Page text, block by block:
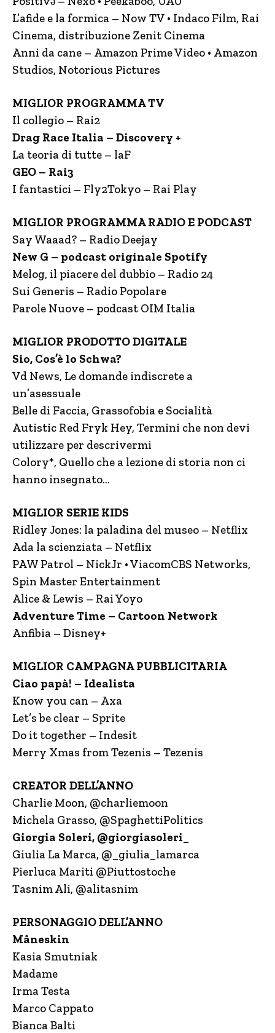
L’afide e la formica – Now TV • Indaco Film, Rai
Cinema, distribuzione Zenit Cinema
Anni da cane – Amazon Prime Video • Amazon
Studios, Notorious Pictures
MIGLIOR PROGRAMMA TV
Il collegio – Rai2
Drag Race Italia – Discovery +
La teoria di tutte – laF
GEO – Rai3
I fantastici – Fly2Tokyo – Rai Play
MIGLIOR PROGRAMMA RADIO E PODCAST
Say Waaad? – Radio Deejay
New G – podcast originale Spotify
Melog, il piacere del dubbio – Radio 24
Sui Generis – Radio Popolare
Parole Nuove – podcast OIM Italia
MIGLIOR PRODOTTO DIGITALE
Sio, Cos’è lo Schwa?
Vd News, Le domande indiscrete a
un’asessuale
Belle di Faccia, Grassofobia e Socialità
Autistic Red Fryk Hey, Termini che non devi
utilizzare per descrivermi
Colory*, Quello che a lezione di storia non ci
hanno insegnato…
MIGLIOR SERIE KIDS
Ridley Jones: la paladina del museo – Netflix
Ada la scienziata – Netflix
PAW Patrol – NickJr • ViacomCBS Networks,
Spin Master Entertainment
Alice & Lewis – Rai Yoyo
Adventure Time – Cartoon Network
Anfibia – Disney+
MIGLIOR CAMPAGNA PUBBLICITARIA
Ciao papà! – Idealista
Know you can – Axa
Let’s be clear – Sprite
Do it together – Indesit
Merry Xmas from Tezenis – Tezenis
CREATOR DELL’ANNO
Charlie Moon, @charliemoon
Michela Grasso, @SpaghettiPolitics
Giorgia Soleri, @giorgiasoleri_
Giulia La Marca, @_giulia_lamarca
Pierluca Mariti @Piuttostoche
Tasnim Ali, @alitasnim
PERSONAGGIO DELL’ANNO
Måneskin
Kasia Smutniak
Madame
Irma Testa
Marco Cappato
Bianca Balti